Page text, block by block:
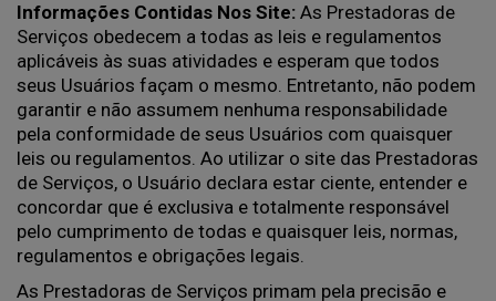
Informações Contidas Nos Site: As Prestadoras de
Serviços obedecem a todas as leis e regulamentos
aplicáveis às suas atividades e esperam que todos
seus Usuários façam o mesmo. Entretanto, não podem
garantir e não assumem nenhuma responsabilidade
pela conformidade de seus Usuários com quaisquer
leis ou regulamentos. Ao utilizar o site das Prestadoras
de Serviços, o Usuário declara estar ciente, entender e
concordar que é exclusiva e totalmente responsável
pelo cumprimento de todas e quaisquer leis, normas,
regulamentos e obrigações legais.
As Prestadoras de Serviços primam pela precisão e